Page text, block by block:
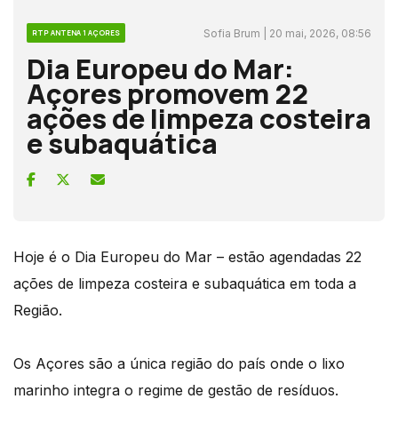
RTP ANTENA 1 AÇORES Sofia Brum | 20 mai, 2026, 08:56
Dia Europeu do Mar:
Açores promovem 22
ações de limpeza costeira
e subaquática
Hoje é o Dia Europeu do Mar – estão agendadas 22
ações de limpeza costeira e subaquática em toda a
Região.
Os Açores são a única região do país onde o lixo
marinho integra o regime de gestão de resíduos.